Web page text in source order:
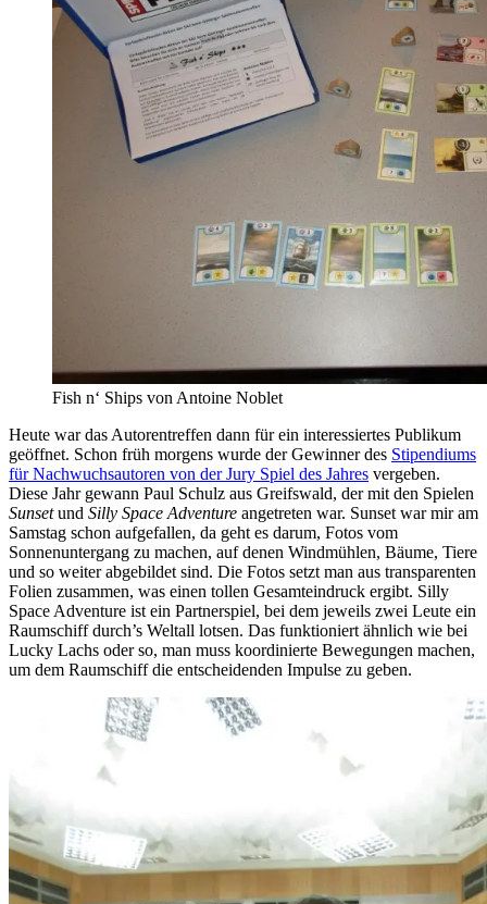
Fish n‘ Ships von Antoine Noblet
Heute war das Autorentreffen dann für ein interessiertes Publikum
geöffnet. Schon früh morgens wurde der Gewinner des Stipendiums
für Nachwuchsautoren von der Jury Spiel des Jahres vergeben.
Diese Jahr gewann Paul Schulz aus Greifswald, der mit den Spielen
Sunsetund Silly Space Adventure angetreten war. Sunset war mir am
Samstag schon aufgefallen, da geht es darum, Fotos vom
Sonnenuntergang zu machen, auf denen Windmühlen, Bäume, Tiere
und so weiter abgebildet sind. Die Fotos setzt man aus transparenten
Folien zusammen, was einen tollen Gesamteindruck ergibt. Silly
Space Adventure ist ein Partnerspiel, bei dem jeweils zwei Leute ein
Raumschiff durch’s Weltall lotsen. Das funktioniert ähnlich wie bei
Lucky Lachs oder so, man muss koordinierte Bewegungen machen,
um dem Raumschiff die entscheidenden Impulse zu geben.